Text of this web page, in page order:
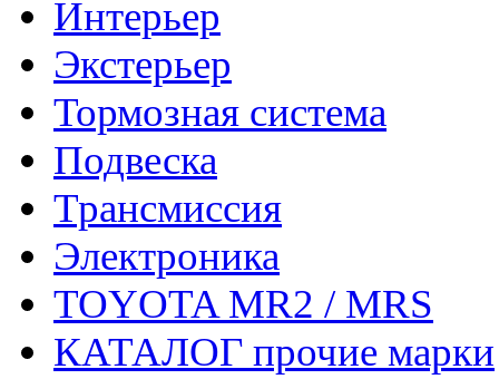
Интерьер
Экстерьер
Тормозная система
Подвеска
Трансмиссия
Электроника
TOYOTA MR2 / MRS
КАТАЛОГ прочие марки